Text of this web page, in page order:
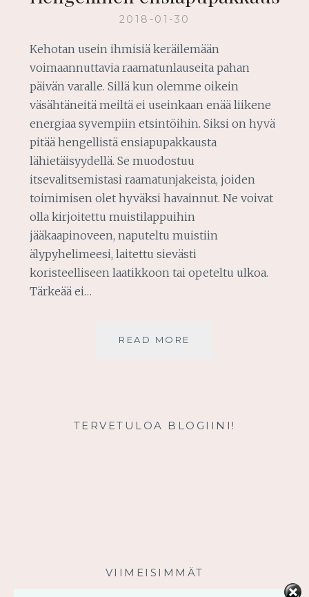
2018-01-30
Kehotan usein ihmisiä keräilemään
voimaannuttavia raamatunlauseita pahan
päivän varalle. Sillä kun olemme oikein
väsähtäneitä meiltä ei useinkaan enää liikene
energiaa syvempiin etsintöihin. Siksi on hyvä
pitää hengellistä ensiapupakkausta
lähietäisyydellä. Se muodostuu
itsevalitsemistasi raamatunjakeista, joiden
toimimisen olet hyväksi havainnut. Ne voivat
olla kirjoitettu muistilappuihin
jääkaapinoveen, naputeltu muistiin
älypyhelimeesi, laitettu sievästi
koristeelliseen laatikkoon tai opeteltu ulkoa.
Tärkeää ei…
READ MORE
TERVETULOA BLOGIINI!
VIIMEISIMMÄT